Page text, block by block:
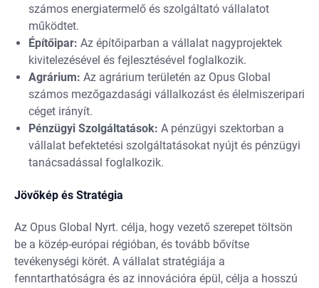
számos energiatermelő és szolgáltató vállalatot
működtet.
Építőipar: Az építőiparban a vállalat nagyprojektek
kivitelezésével és fejlesztésével foglalkozik.
Agrárium: Az agrárium területén az Opus Global
számos mezőgazdasági vállalkozást és élelmiszeripari
céget irányít.
Pénzügyi Szolgáltatások: A pénzügyi szektorban a
vállalat befektetési szolgáltatásokat nyújt és pénzügyi
tanácsadással foglalkozik.
Jövőkép és Stratégia
Az Opus Global Nyrt. célja, hogy vezető szerepet töltsön
be a közép-európai régióban, és tovább bővítse
tevékenységi körét. A vállalat stratégiája a
fenntarthatóságra és az innovációra épül, célja a hosszú